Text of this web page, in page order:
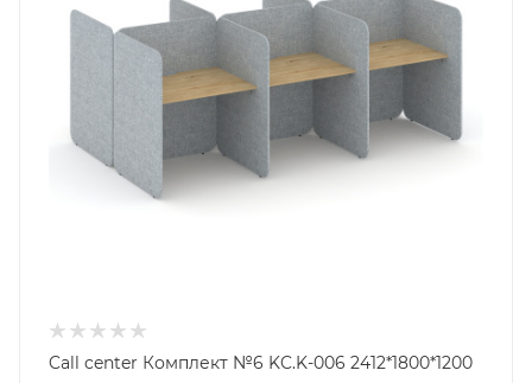
Call center Комплект №6 KC.K-006 2412*1800*1200